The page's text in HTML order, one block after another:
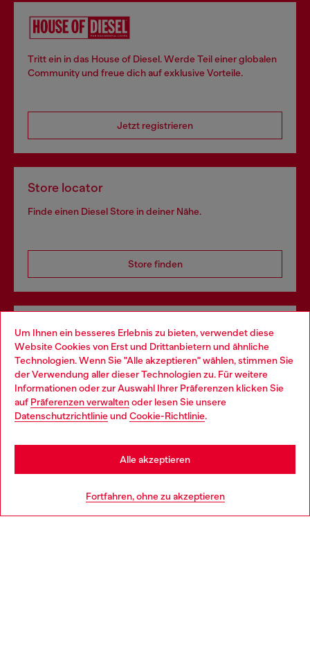
Um Ihnen ein besseres Erlebnis zu bieten, verwendet diese
Website Cookies von Erst und Drittanbietern und ähnliche
Technologien. Wenn Sie "Alle akzeptieren" wählen, stimmen Sie
der Verwendung aller dieser Technologien zu. Für weitere
Informationen oder zur Auswahl Ihrer Präferenzen klicken Sie
auf Präferenzen verwaltenoder lesen Sie unsere
Datenschutzrichtlinieund Cookie-Richtlinie.
Fortfahren, ohne zu akzeptieren
Alle akzeptieren
Tritt ein in das House of Diesel. Werde Teil einer globalen
Community und freue dich auf exklusive Vorteile.
Jetzt registrieren
Store locator
Finde einen Diesel Store in deiner Nähe.
Store finden
Omnichannel-Services
Entdecke unser gesamtes Service-Angebot, online und
im Store.
Mehr erfahren
Choose your location
You are currently browsing Österreich website, but it seems you
may be based in United States